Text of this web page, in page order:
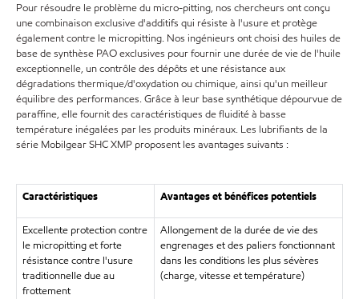
Pour résoudre le problème du micro-pitting, nos chercheurs ont conçu
une combinaison exclusive d'additifs qui résiste à l'usure et protège
également contre le micropitting. Nos ingénieurs ont choisi des huiles de
base de synthèse PAO exclusives pour fournir une durée de vie de l'huile
exceptionnelle, un contrôle des dépôts et une résistance aux
dégradations thermique/d'oxydation ou chimique, ainsi qu'un meilleur
équilibre des performances. Grâce à leur base synthétique dépourvue de
paraffine, elle fournit des caractéristiques de fluidité à basse
température inégalées par les produits minéraux. Les lubrifiants de la
série Mobilgear SHC XMP proposent les avantages suivants :
Caractéristiques Avantages et bénéfices potentiels
Excellente protection contre
le micropitting et forte
résistance contre l'usure
traditionnelle due au
frottement
Allongement de la durée de vie des
engrenages et des paliers fonctionnant
dans les conditions les plus sévères
(charge, vitesse et température)